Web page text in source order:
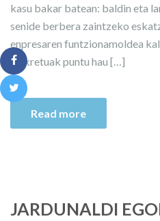
kasu bakar batean: baldin eta
senide berbera zaintzeko
enpresaren funtzionamoldea
Dekretuak puntu hau […]
Read more
JARDUNALDI